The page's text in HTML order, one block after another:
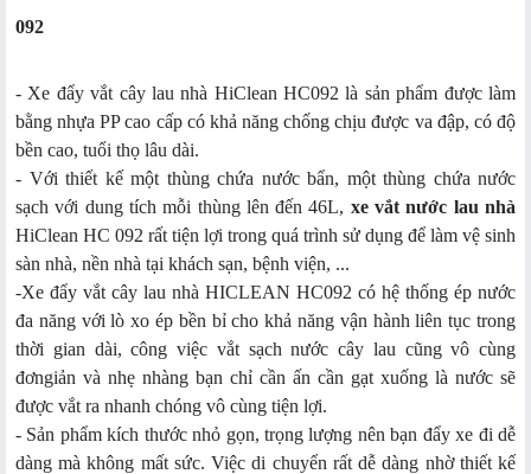
092
- Xe đẩy vắt cây lau nhà HiClean HC092 là sản phẩm được làm
bằng nhựa PP cao cấp có khả năng chống chịu được va đập, có độ
bền cao, tuổi thọ lâu dài.
- Với thiết kế một thùng chứa nước bẩn, một thùng chứa nước
sạch với dung tích mỗi thùng lên đến 46L, xe vắt nước lau nhà
HiClean HC 092 rất tiện lợi trong quá trình sử dụng để làm vệ sinh
sàn nhà, nền nhà tại khách sạn, bệnh viện, ...
-Xe đẩy vắt cây lau nhà HICLEAN HC092 có hệ thống ép nước
đa năng với lò xo ép bền bỉ cho khả năng vận hành liên tục trong
thời gian dài, công việc vắt sạch nước cây lau cũng vô cùng
đơngiản và nhẹ nhàng bạn chỉ cần ấn cần gạt xuống là nước sẽ
được vắt ra nhanh chóng vô cùng tiện lợi.
- Sản phẩm kích thước nhỏ gọn, trọng lượng nên bạn đẩy xe đi dễ
dàng mà không mất sức. Việc di chuyển rất dễ dàng nhờ thiết kế